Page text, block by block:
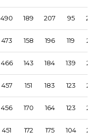
490 189 207 95
473 158 196 119
466 143 184 139
457 151 183 123
456 170 164 123
451 172 175 104